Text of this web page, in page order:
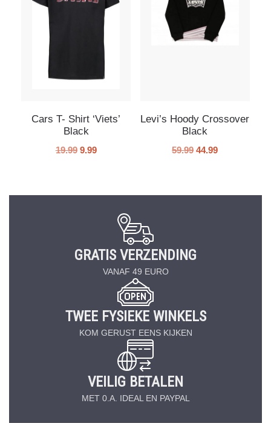
Cars T- Shirt ‘Viets’
Black
19.99 9.99
Levi’s Hoody Crossover
Black
59.99 44.99
GRATIS VERZENDING
VANAF 49 EURO
TWEE FYSIEKE WINKELS
KOM GERUST EENS KIJKEN
VEILIG BETALEN
MET 0.A. IDEAL EN PAYPAL